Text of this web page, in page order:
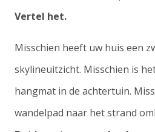
Vertel het.
Misschien heeft uw huis een
skylineuitzicht. Misschien is
hangmat in de achtertuin.
wandelpad naar het strand